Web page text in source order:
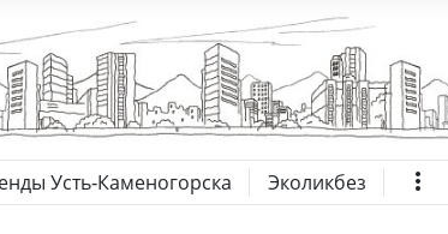
Усть-Каменогорска Эколикбез